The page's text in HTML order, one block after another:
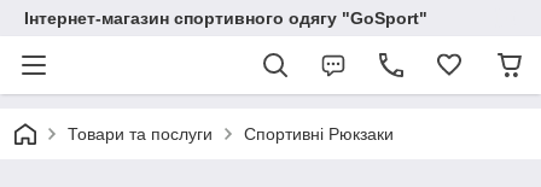
Інтернет-магазин спортивного одягу "GoSport"
Товари та послуги Спортивні Рюкзаки